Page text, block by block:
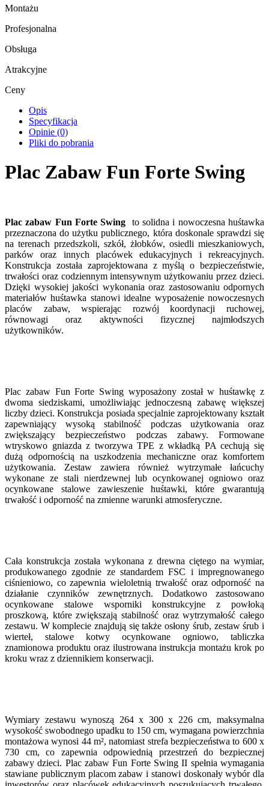
Montażu
Profesjonalna
Obsługa
Atrakcyjne
Ceny
Opis
Specyfikacja
Opinie (0)
Pliki do pobrania
Plac Zabaw Fun Forte Swing
Plac zabaw Fun Forte Swing
to solidna i nowoczesna huśtawka
przeznaczona do użytku publicznego, która doskonale sprawdzi się
na terenach przedszkoli, szkół, żłobków, osiedli mieszkaniowych,
parków oraz innych placówek edukacyjnych i rekreacyjnych.
Konstrukcja została zaprojektowana z myślą o bezpieczeństwie,
trwałości oraz codziennym intensywnym użytkowaniu przez dzieci.
Dzięki wysokiej jakości wykonania oraz zastosowaniu odpornych
materiałów huśtawka stanowi idealne wyposażenie nowoczesnych
placów zabaw, wspierając rozwój koordynacji ruchowej,
równowagi oraz aktywności fizycznej najmłodszych
użytkowników.
Plac zabaw Fun Forte Swing wyposażony został w huśtawkę z
dwoma siedziskami, umożliwiając jednoczesną zabawę większej
liczby dzieci. Konstrukcja posiada specjalnie zaprojektowany kształt
zapewniający wysoką stabilność podczas użytkowania oraz
zwiększający bezpieczeństwo podczas zabawy. Formowane
wtryskowo gniazda z tworzywa TPE z wkładką PA cechują się
dużą odpornością na uszkodzenia mechaniczne oraz komfortem
użytkowania. Zestaw zawiera również wytrzymałe łańcuchy
wykonane ze stali nierdzewnej lub ocynkowanej ogniowo oraz
ocynkowane stalowe zawieszenie huśtawki, które gwarantują
trwałość i odporność na zmienne warunki atmosferyczne.
Cała konstrukcja została wykonana z drewna ciętego na wymiar,
produkowanego zgodnie ze standardem FSC i impregnowanego
ciśnieniowo, co zapewnia wieloletnią trwałość oraz odporność na
działanie czynników zewnętrznych. Dodatkowo zastosowano
ocynkowane stalowe wsporniki konstrukcyjne z powłoką
proszkową, które zwiększają stabilność oraz wytrzymałość całego
zestawu. W komplecie znajdują się także osłony śrub, zestaw śrub i
wierteł, stalowe kotwy ocynkowane ogniowo, tabliczka
znamionowa produktu oraz ilustrowana instrukcja montażu krok po
kroku wraz z dziennikiem konserwacji.
Wymiary zestawu wynoszą 264 x 300 x 226 cm, maksymalna
wysokość swobodnego upadku to 150 cm, wymagana powierzchnia
montażowa wynosi 44 m², natomiast strefa bezpieczeństwa to 600 x
730 cm, co zapewnia odpowiednią przestrzeń do bezpiecznej
zabawy dzieci. Plac zabaw Fun Forte Swing II spełnia wymagania
stawiane publicznym placom zabaw i stanowi doskonały wybór dla